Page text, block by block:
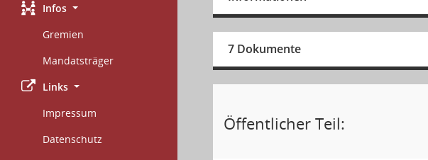
Infos
Gremien
Mandatsträger
Links
Impressum
Datenschutz
7 Dokumente
Öffentlicher Teil: